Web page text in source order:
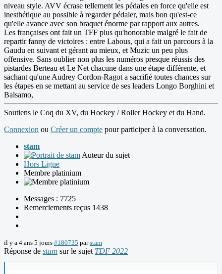
niveau style. AVV écrase tellement les pédales en force qu'elle est
inesthétique au possible à regarder pédaler, mais bon qu'est-ce
qu'elle avance avec son braquet énorme par rapport aux autres.
Les françaises ont fait un TFF plus qu'honorable malgré le fait de
repartir fanny de victoires : entre Labous, qui a fait un parcours à la
Gaudu en suivant et gérant au mieux, et Muzic un peu plus
offensive. Sans oublier non plus les numéros presque réussis des
pistardes Berteau et Le Net chacune dans une étape différente, et
sachant qu'une Audrey Cordon-Ragot a sacrifié toutes chances sur
les étapes en se mettant au service de ses leaders Longo Borghini et
Balsamo,
Soutiens le Coq du XV, du Hockey / Roller Hockey et du Hand.
Connexion ou Créer un compte pour participer à la conversation.
stam
Auteur du sujet
Hors Ligne
Membre platinium
Messages : 7725
Remerciements reçus 1438
il y a 4 ans 5 jours #180735 parstam
Réponse de stam sur le sujet TDF 2022